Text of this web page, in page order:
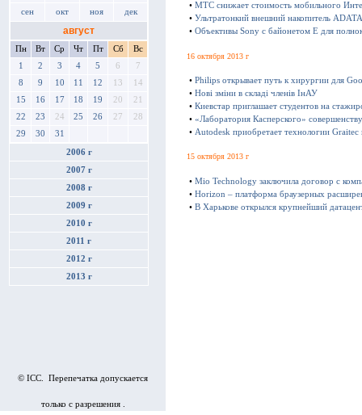
сен окт ноя дек
август
Пн Вт Ср Чт Пт Сб
Вс
1
2 3 4 5 6
7
8
9 10 11 12 13
14
15
16 17 18 19 20
21
22
23 24 25 26 27
28
29
30 31
2006 г
2007 г
2008 г
2009 г
2010 г
2011 г
2012 г
2013 г
© ICC. Перепечатка допускается
только с разрешения .
• МТС снижает стоимость мобильного
• Ультратонкий внешний накопитель
• Объективы Sony с байонетом E для
16 октября 2013 г
• Philips открывает путь к хирургии для
• Нові зміни в складі членів ІнАУ
• Киевстар приглашает студентов на
• «Лаборатория Касперского»
• Autodesk приобретает технологии
15 октября 2013 г
• Mio Technology заключила договор с
• Horizon – платформа браузерных
• В Харькове открылся крупнейший